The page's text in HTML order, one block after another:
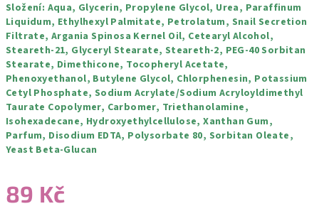
Složení: Aqua, Glycerin, Propylene Glycol, Urea, Paraffinum
Liquidum, Ethylhexyl Palmitate, Petrolatum, Snail Secretion
Filtrate, Argania Spinosa Kernel Oil, Cetearyl Alcohol,
Steareth-21, Glyceryl Stearate, Steareth-2, PEG-40 Sorbitan
Stearate, Dimethicone, Tocopheryl Acetate,
Phenoxyethanol, Butylene Glycol, Chlorphenesin, Potassium
Cetyl Phosphate, Sodium Acrylate/Sodium Acryloyldimethyl
Taurate Copolymer, Carbomer, Triethanolamine,
Isohexadecane, Hydroxyethylcellulose, Xanthan Gum,
Parfum, Disodium EDTA, Polysorbate 80, Sorbitan Oleate,
Yeast Beta-Glucan
89 Kč